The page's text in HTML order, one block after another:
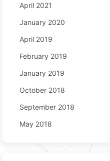
April 2021
January 2020
April 2019
February 2019
January 2019
October 2018
September 2018
May 2018